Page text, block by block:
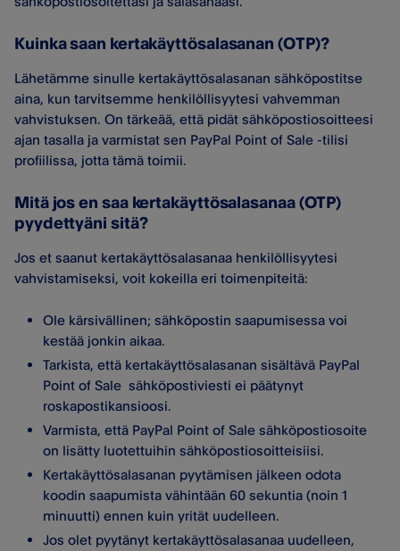
Kuinka saan kertakäyttösalasanan (OTP)?
Lähetämme sinulle kertakäyttösalasanan sähköpostitse
aina, kun tarvitsemme henkilöllisyytesi vahvemman
vahvistuksen. On tärkeää, että pidät sähköpostiosoitteesi
ajan tasalla ja varmistat sen PayPal Point of Sale -tilisi
profiilissa, jotta tämä toimii.
Mitä jos en saa kertakäyttösalasanaa (OTP)
pyydettyäni sitä?
Jos et saanut kertakäyttösalasanaa henkilöllisyytesi
vahvistamiseksi, voit kokeilla eri toimenpiteitä:
Ole kärsivällinen; sähköpostin saapumisessa voi
kestää jonkin aikaa.
Tarkista, että kertakäyttösalasanan sisältävä PayPal
Point of Sale sähköpostiviesti ei päätynyt
roskapostikansioosi.
Varmista, että PayPal Point of Sale sähköpostiosoite
on lisätty luotettuihin sähköpostiosoitteisiisi.
Kertakäyttösalasanan pyytämisen jälkeen odota
koodin saapumista vähintään 60 sekuntia (noin 1
minuutti) ennen kuin yrität uudelleen.
Jos olet pyytänyt kertakäyttösalasanaa uudelleen,